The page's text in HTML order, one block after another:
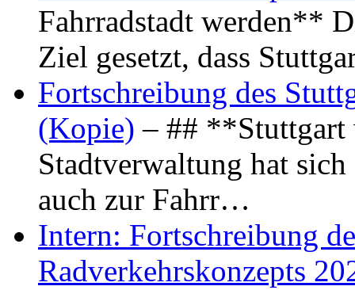
Fahrradstadt werden**
Ziel gesetzt, dass
Fortschreibung des
(Kopie) – ## **Stuttgart
Stadtverwaltung hat
auch zur Fahrr…
Intern: Fortschreibung
Radverkehrskonzepts